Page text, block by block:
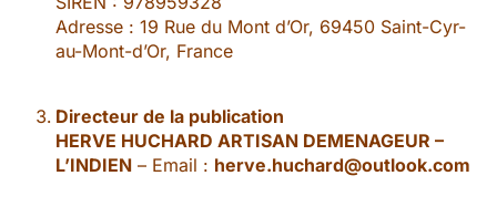
Adresse : 19 Rue du Mont d’Or, 69450 Saint-Cyr-
au-Mont-d’Or, France
Directeur de la publication
HERVE HUCHARD ARTISAN DEMENAGEUR –
L’INDIEN – Email : herve.huchard@outlook.com